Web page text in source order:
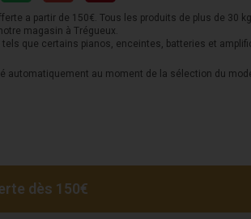
a partir de 150€. Tous les produits de plus de 30
magasin à Trégueux.
tels que certains pianos, enceintes, batteries et
automatiquement au moment de la sélection du
dès 150€